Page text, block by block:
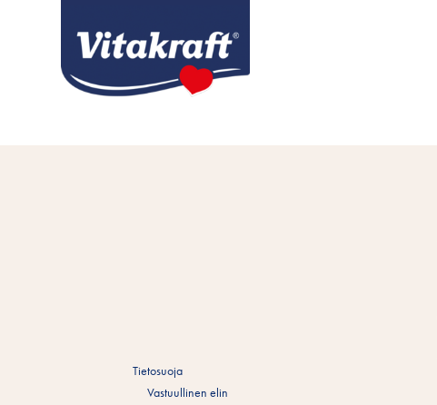
Tietosuoja
Vastuullinen elin